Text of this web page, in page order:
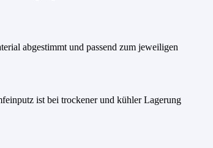
abgestimmt und passend zum jeweiligen
ist bei trockener und kühler Lagerung